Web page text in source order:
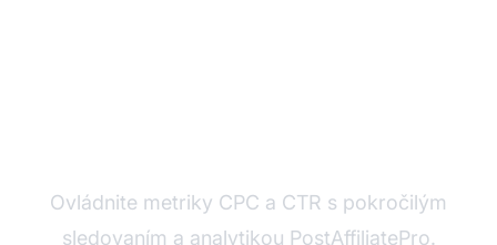
Ovládnite metriky CPC a CTR s pokročilým
sledovaním a analytikou PostAffiliatePro.